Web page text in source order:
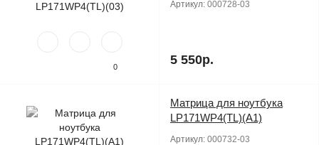
0
Артикул: 000728-03
5 550р.
Матрица для ноутбука
LP171WP4(TL)(A1)
Артикул: 000732-03